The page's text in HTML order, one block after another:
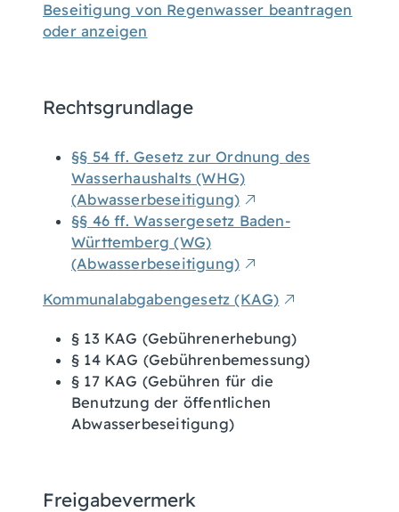
Beseitigung von Regenwasser beantragen
oder anzeigen
Rechtsgrundlage
§§ 54 ff. Gesetz zur Ordnung des
Wasserhaushalts (WHG)
(Abwasserbeseitigung)
§§ 46 ff. Wassergesetz Baden-
Württemberg (WG)
(Abwasserbeseitigung)
Kommunalabgabengesetz (KAG)
§ 13 KAG (Gebührenerhebung)
§ 14 KAG (Gebührenbemessung)
§ 17 KAG (Gebühren für die
Benutzung der öffentlichen
Abwasserbeseitigung)
Freigabevermerk